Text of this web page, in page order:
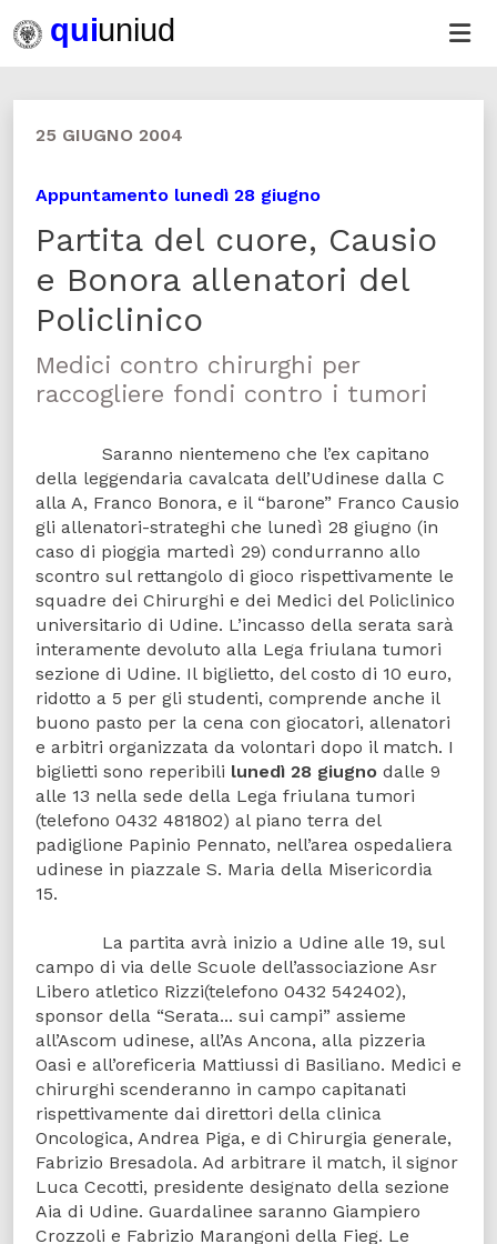
25 GIUGNO 2004
Appuntamento lunedì 28 giugno
Partita del cuore, Causio
e Bonora allenatori del
Policlinico
Medici contro chirurghi per
raccogliere fondi contro i tumori
Saranno nientemeno che l’ex capitano
della leggendaria cavalcata dell’Udinese dalla C
alla A, Franco Bonora, e il “barone” Franco Causio
gli allenatori-strateghi che lunedì 28 giugno (in
caso di pioggia martedì 29) condurranno allo
scontro sul rettangolo di gioco rispettivamente le
squadre dei Chirurghi e dei Medici del Policlinico
universitario di Udine. L’incasso della serata sarà
interamente devoluto alla Lega friulana tumori
sezione di Udine. Il biglietto, del costo di 10 euro,
ridotto a 5 per gli studenti, comprende anche il
buono pasto per la cena con giocatori, allenatori
e arbitri organizzata da volontari dopo il match. I
biglietti sono reperibili lunedì 28 giugno dalle 9
alle 13 nella sede della Lega friulana tumori
(telefono 0432 481802) al piano terra del
padiglione Papinio Pennato, nell’area ospedaliera
udinese in piazzale S. Maria della Misericordia
15.
La partita avrà inizio a Udine alle 19, sul
campo di via delle Scuole dell’associazione Asr
Libero atletico Rizzi(telefono 0432 542402),
sponsor della “Serata... sui campi” assieme
all’Ascom udinese, all’As Ancona, alla pizzeria
Oasi e all’oreficeria Mattiussi di Basiliano. Medici e
chirurghi scenderanno in campo capitanati
rispettivamente dai direttori della clinica
Oncologica, Andrea Piga, e di Chirurgia generale,
Fabrizio Bresadola. Ad arbitrare il match, il signor
Luca Cecotti, presidente designato della sezione
Aia di Udine. Guardalinee saranno Giampiero
Crozzoli e Fabrizio Marangoni della Fieg. Le